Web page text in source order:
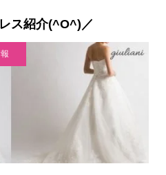
ス紹介(^O^)／